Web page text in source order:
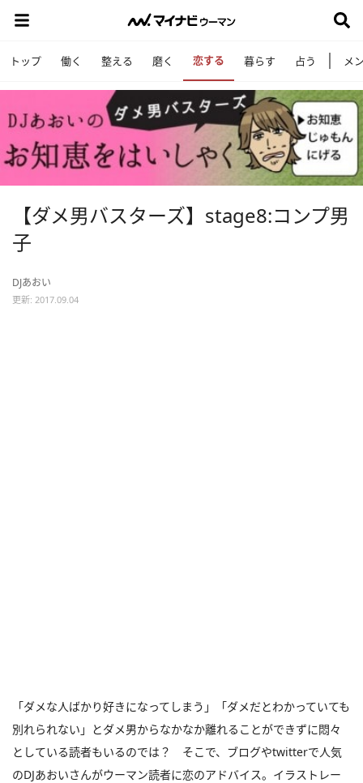
トップ 働く 整える 磨く 恋する 暮らす 占う メ
【ダメ男バスターズ】stage8:コンプ男
子
DJあおい
更新: 2017.09.04
「ダメな人ばかり好きになってしまう」「ダメだとわかっていても
別れられない」とダメ男からなかなか離れることができずに悶々
としている読者もいるのでは？ そこで、ブログやtwitterで人気
のDJあおいさんがウーマン読者に恋のアドバイス。イラストレー